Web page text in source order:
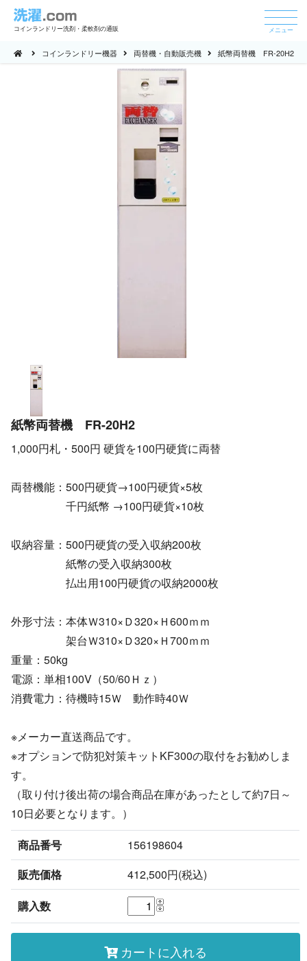
コインランドリー洗剤・柔軟剤の通販 メニュー
コインランドリー機器 両替機・自動販売機 紙幣両替機 FR-20H2
紙幣両替機 FR-20H2
1,000円札・500円 硬貨を100円硬貨に両替
両替機能：500円硬貨→100円硬貨×5枚
千円紙幣 →100円硬貨×10枚
収納容量：500円硬貨の受入収納200枚
紙幣の受入収納300枚
払出用100円硬貨の収納2000枚
外形寸法：本体Ｗ310×Ｄ320×Ｈ600ｍｍ
架台Ｗ310×Ｄ320×Ｈ700ｍｍ
重量：50kg
電源：単相100V（50/60Ｈｚ）
消費電力：待機時15Ｗ 動作時40Ｗ
※メーカー直送商品です。
※オプションで防犯対策キットKF300の取付をお勧めしま
す。
（取り付け後出荷の場合商品在庫があったとして約7日～
10日必要となります。）
商品番号
156198604
販売価格
412,500円(税込)
購入数
カートに入れる